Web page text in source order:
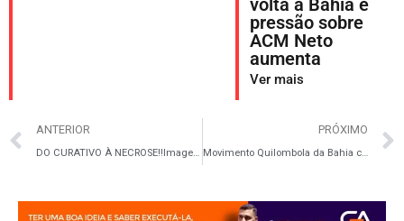
pressão sobre
ACM Neto
aumenta
Ver mais
ANTERIOR PRÓXIMO
Movimento Quilombola da Bahia convoca Vinicius Quilombola para disputa à Câmara Federal em 2026